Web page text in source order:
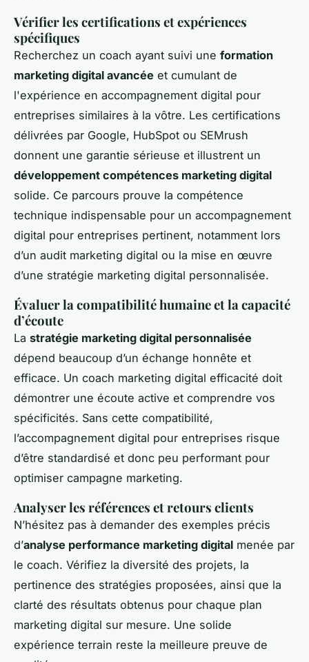
Vérifier les certifications et expériences
spécifiques
Recherchez un coach ayant suivi une formation
marketing digital avancée et cumulant de
l'expérience en accompagnement digital pour
entreprises similaires à la vôtre. Les certifications
délivrées par Google, HubSpot ou SEMrush
donnent une garantie sérieuse et illustrent un
développement compétences marketing digital
solide. Ce parcours prouve la compétence
technique indispensable pour un accompagnement
digital pour entreprises pertinent, notamment lors
d’un audit marketing digital ou la mise en œuvre
d’une stratégie marketing digital personnalisée.
Évaluer la compatibilité humaine et la capacité
d’écoute
La stratégie marketing digital personnalisée
dépend beaucoup d’un échange honnête et
efficace. Un coach marketing digital efficacité doit
démontrer une écoute active et comprendre vos
spécificités. Sans cette compatibilité,
l’accompagnement digital pour entreprises risque
d’être standardisé et donc peu performant pour
optimiser campagne marketing.
Analyser les références et retours clients
N’hésitez pas à demander des exemples précis
d’analyse performance marketing digital menée par
le coach. Vérifiez la diversité des projets, la
pertinence des stratégies proposées, ainsi que la
clarté des résultats obtenus pour chaque plan
marketing digital sur mesure. Une solide
expérience terrain reste la meilleure preuve de